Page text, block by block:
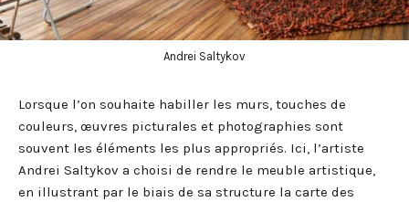
Andrei Saltykov
Lorsque l’on souhaite habiller les murs, touches de
couleurs, œuvres picturales et photographies sont
souvent les éléments les plus appropriés. Ici, l’artiste
Andrei Saltykov a choisi de rendre le meuble artistique,
en illustrant par le biais de sa structure la carte des